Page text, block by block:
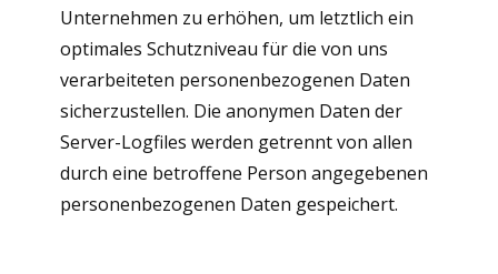
Unternehmen zu erhöhen, um letztlich ein
optimales Schutzniveau für die von uns
verarbeiteten personenbezogenen Daten
sicherzustellen. Die anonymen Daten der
Server-Logfiles werden getrennt von allen
durch eine betroffene Person angegebenen
personenbezogenen Daten gespeichert.